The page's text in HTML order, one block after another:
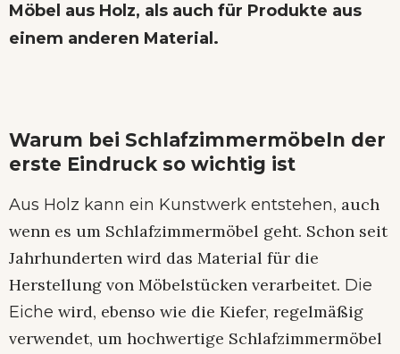
Möbel aus Holz, als auch für Produkte aus
einem anderen Material.
Warum bei Schlafzimmermöbeln der
erste Eindruck so wichtig ist
Aus Holz kann ein Kunstwerk entstehen, auch
wenn es um Schlafzimmermöbel geht. Schon seit
Jahrhunderten wird das Material für die
Herstellung von Möbelstücken verarbeitet. Die
Eiche wird, ebenso wie die Kiefer, regelmäßig
verwendet, um hochwertige Schlafzimmermöbel